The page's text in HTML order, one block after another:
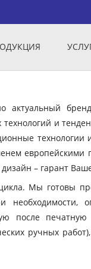
актуальный
и
технологии
европейскими
– гарант
Мы готовы
необходимости,
после
ручных